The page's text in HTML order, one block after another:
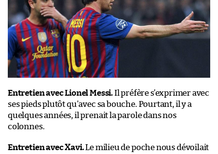
Entretien avec Lionel Messi.Il préfère s’exprimer avec
ses pieds plutôt qu’avec sa bouche. Pourtant, il y a
quelques années, il prenait la parole dans nos
colonnes.
Entretien avec Xavi.Le milieu de poche nous dévoilait